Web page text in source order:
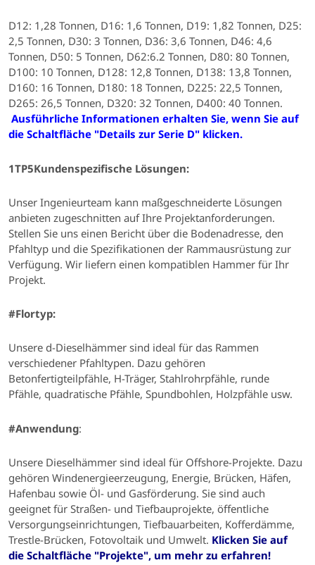
D12: 1,28 Tonnen, D16: 1,6 Tonnen, D19: 1,82 Tonnen, D25:
2,5 Tonnen, D30: 3 Tonnen, D36: 3,6 Tonnen, D46: 4,6
Tonnen, D50: 5 Tonnen, D62:6.2 Tonnen, D80: 80 Tonnen,
D100: 10 Tonnen, D128: 12,8 Tonnen, D138: 13,8 Tonnen,
D160: 16 Tonnen, D180: 18 Tonnen, D225: 22,5 Tonnen,
D265: 26,5 Tonnen, D320: 32 Tonnen, D400: 40 Tonnen.
Ausführliche Informationen erhalten Sie, wenn Sie auf
die Schaltfläche "Details zur Serie D" klicken.
1TP5Kundenspezifische Lösungen:
Unser Ingenieurteam kann maßgeschneiderte Lösungen
anbieten zugeschnitten auf Ihre Projektanforderungen.
Stellen Sie uns einen Bericht über die Bodenadresse, den
Pfahltyp und die Spezifikationen der Rammausrüstung zur
Verfügung. Wir liefern einen kompatiblen Hammer für Ihr
Projekt.
#Flortyp:
Unsere d-Dieselhämmer sind ideal für das Rammen
verschiedener Pfahltypen. Dazu gehören
Betonfertigteilpfähle, H-Träger, Stahlrohrpfähle, runde
Pfähle, quadratische Pfähle, Spundbohlen, Holzpfähle usw.
#Anwendung:
Unsere Dieselhämmer sind ideal für Offshore-Projekte. Dazu
gehören Windenergieerzeugung, Energie, Brücken, Häfen,
Hafenbau sowie Öl- und Gasförderung. Sie sind auch
geeignet für Straßen- und Tiefbauprojekte, öffentliche
Versorgungseinrichtungen, Tiefbauarbeiten, Kofferdämme,
Trestle-Brücken, Fotovoltaik und Umwelt. Klicken Sie auf
die Schaltfläche "Projekte", um mehr zu erfahren!